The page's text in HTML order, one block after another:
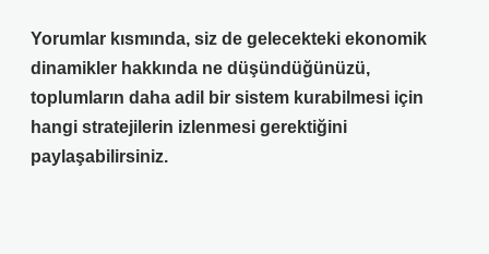
Yorumlar kısmında, siz de gelecekteki ekonomik
dinamikler hakkında ne düşündüğünüzü,
toplumların daha adil bir sistem kurabilmesi için
hangi stratejilerin izlenmesi gerektiğini
paylaşabilirsiniz.